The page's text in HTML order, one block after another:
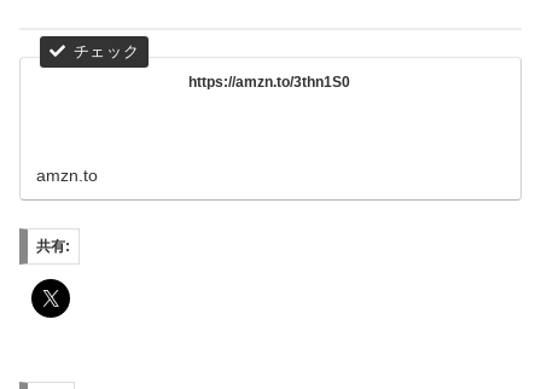
https://amzn.to/3thn1S0
amzn.to
共有: